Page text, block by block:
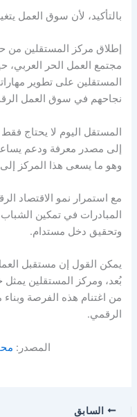
بالتأكيد، لأن سوق العمل
إطلاق مركز المستقلين
مجتمع العمل الحر العربي،
المستقلين على تطوير
نجاحهم في سوق العمل
المستقل اليوم لا يحتاج
إلى مصدر معرفة ودعم
وهو ما يسعى هذا المركز
مع استمرار نمو الاقتصاد
المبادرات في تمكين
وتحقيق دخل مستدام.
يمكن القول إن مستقبل
بُعد، ومركز المستقلين
من اغتنام هذه الفرصة
الرقمي.
المصدر:
السابق